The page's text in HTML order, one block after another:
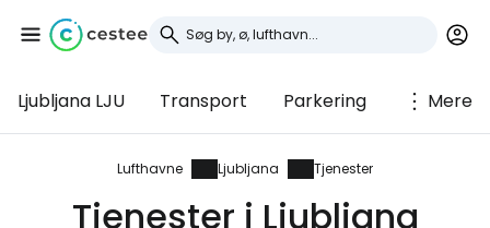
Ljubljana LJU Transport Parkering Mere
Lufthavne Ljubljana Tjenester
Tjenester i Ljubljana
Log ind på Cestee
... det verdensomspændende
rejsefællesskab